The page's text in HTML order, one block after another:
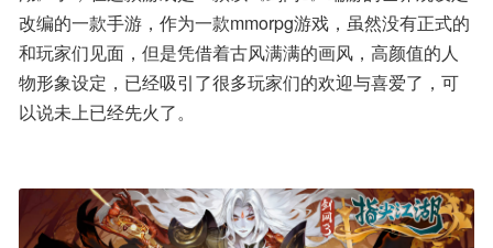
改编的一款手游，作为一款mmorpg游戏，虽然没有正式的
和玩家们见面，但是凭借着古风满满的画风，高颜值的人
物形象设定，已经吸引了很多玩家们的欢迎与喜爱了，可
以说未上已经先火了。